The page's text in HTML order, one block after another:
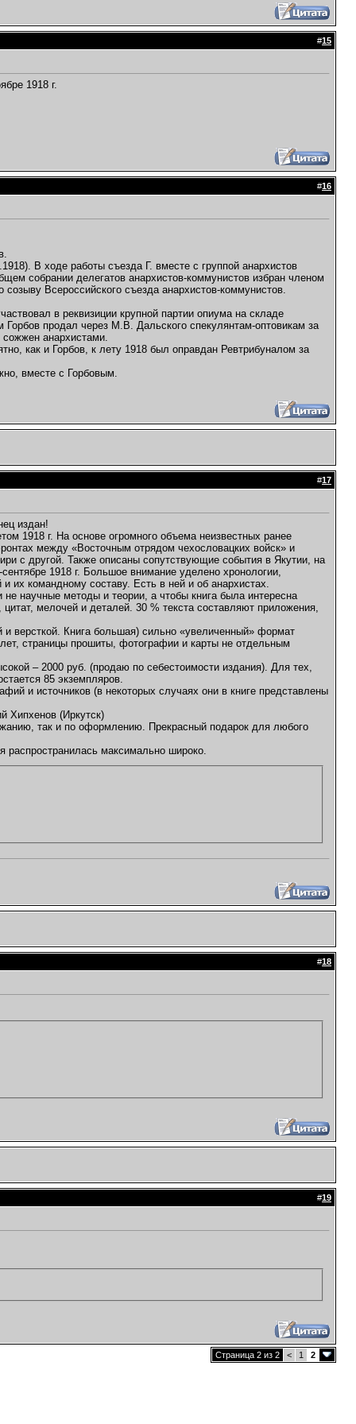
#15
1918 г.
#16
В ходе работы съезда Г. вместе с группой анархистов
собрании делегатов анархистов-коммунистов избран членом
Всероссийского съезда анархистов-коммунистов.
в реквизиции крупной партии опиума на складе
продал через М.В. Дальского спекулянтам-оптовикам за
анархистами.
как и Горбов, к лету 1918 был оправдан Ревтрибуналом за
вместе с Горбовым.
#17
издан!
1918 г. На основе огромного объема неизвестных ранее
между «Восточным отрядом чехословацких войск» и
с другой. Также описаны сопутствующие события в Якутии, на
1918 г. Большое внимание уделено хронологии,
их командному составу. Есть в ней и об анархистах.
научные методы и теории, а чтобы книга была интересна
мелочей и деталей. 30 % текста составляют приложения,
и версткой. Книга большая) сильно «увеличенный» формат
страницы прошиты, фотографии и карты не отдельным
– 2000 руб. (продаю по себестоимости издания). Для тех,
85 экземпляров.
и источников (в некоторых случаях они в книге представлены
Хипхенов (Иркутск)
так и по оформлению. Прекрасный подарок для любого
максимально широко.
#18
#19
Страница 2 из 2 < 1 2